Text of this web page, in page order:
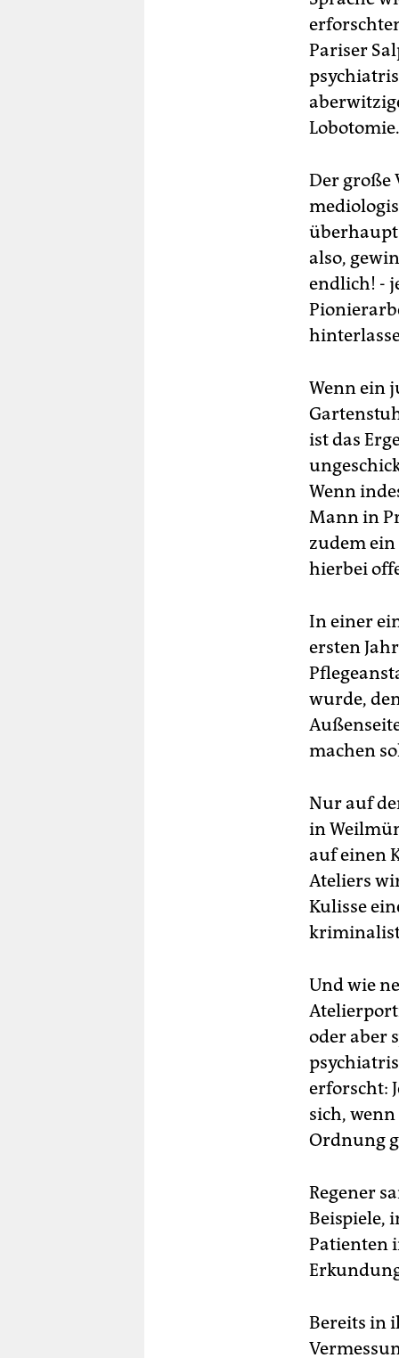
Pariser
Lobotomie.
Der große
also,
endlich! -
Wenn ein
ist das
Wenn
Mann in
zudem
hierbei
In einer
ersten
wurde,
machen
Nur auf
in
auf einen
Ateliers
Kulisse
Und wie
oder aber
erforscht:
sich,
Ordnung
Regener
Beispiele,
Patienten
Bereits in